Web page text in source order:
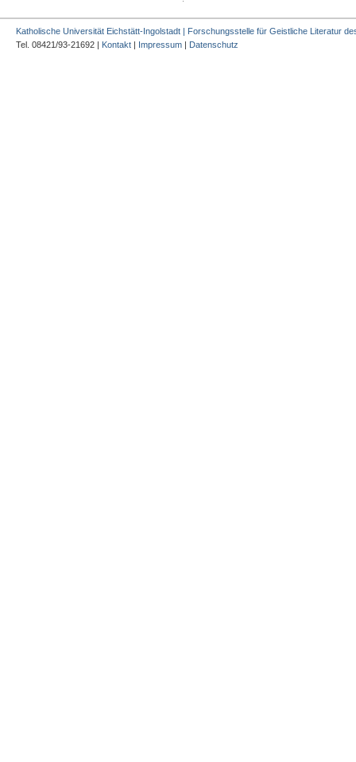
Katholische Universität Eichstätt-Ingolstadt | Forschungsstelle für Geistliche Literatur
Tel. 08421/93-21692 | Kontakt | Impressum | Datenschutz